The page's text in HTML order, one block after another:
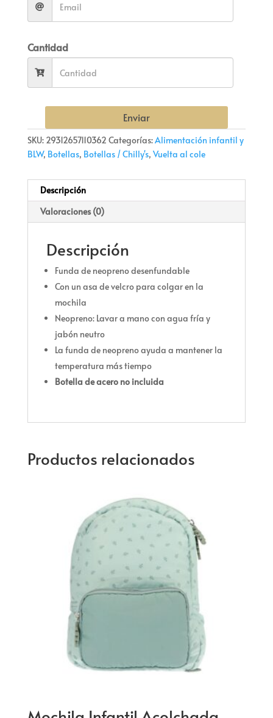
Cantidad
Enviar
SKU: 29312657110362 Categorías:Alimentación infantil y
BLW, Botellas, Botellas / Chilly's, Vuelta al cole
Descripción
Valoraciones (0)
Descripción
Funda de neopreno desenfundable
Con un asa de velcro para colgar en la
mochila
Neopreno: Lavar a mano con agua fría y
jabón neutro
La funda de neopreno ayuda a mantener la
temperatura más tiempo
Botella de acero no incluida
Productos relacionados